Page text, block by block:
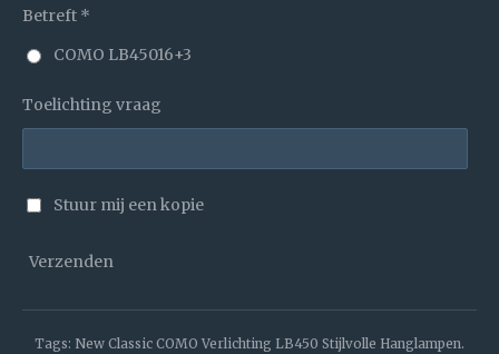
Betreft *
COMO LB45016+3
Toelichting vraag
Stuur mij een kopie
Verzenden
Tags: New Classic COMO Verlichting LB450 Stijlvolle Hanglampen.